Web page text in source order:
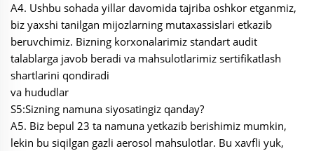
A4. Ushbu sohada yillar davomida tajriba oshkor etganmiz,
biz yaxshi tanilgan mijozlarning mutaxassislari etkazib
beruvchimiz. Bizning korxonalarimiz standart audit
talablarga javob beradi va mahsulotlarimiz sertifikatlash
shartlarini qondiradi
va hududlar
S5:Sizning namuna siyosatingiz qanday?
A5. Biz bepul 23 ta namuna yetkazib berishimiz mumkin,
lekin bu siqilgan gazli aerosol mahsulotlar. Bu xavfli yuk,